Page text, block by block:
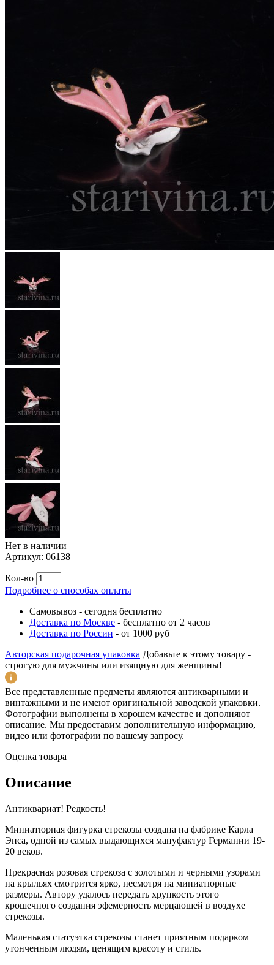
Нет в наличии
Артикул: 06138
Кол-во
Подробнее о способах оплаты
Самовывоз - сегодня бесплатно
Доставка по Москве - бесплатно от 2 часов
Доставка по России - от 1000 руб
Авторская подарочная упаковка Добавьте к этому товару -
строгую для мужчины или изящную для женщины!
Все представленные предметы являются антикварными и
винтажными и не имеют оригинальной заводской упаковки.
Фотографии выполнены в хорошем качестве и дополняют
описание. Мы предоставим дополнительную информацию,
видео или фотографии по вашему запросу.
Оценка товара
Описание
Антиквариат! Редкость!
Миниатюрная фигурка стрекозы создана на фабрике Карла
Энса, одной из самых выдающихся мануфактур Германии 19-
20 веков.
Прекрасная розовая стрекоза с золотыми и черными узорами
на крыльях смотрится ярко, несмотря на миниатюрные
размеры. Автору удалось передать хрупкость этого
крошечного создания эфемерность мерцающей в воздухе
стрекозы.
Маленькая статуэтка стрекозы станет приятным подарком
утонченным людям, ценящим красоту и стиль.